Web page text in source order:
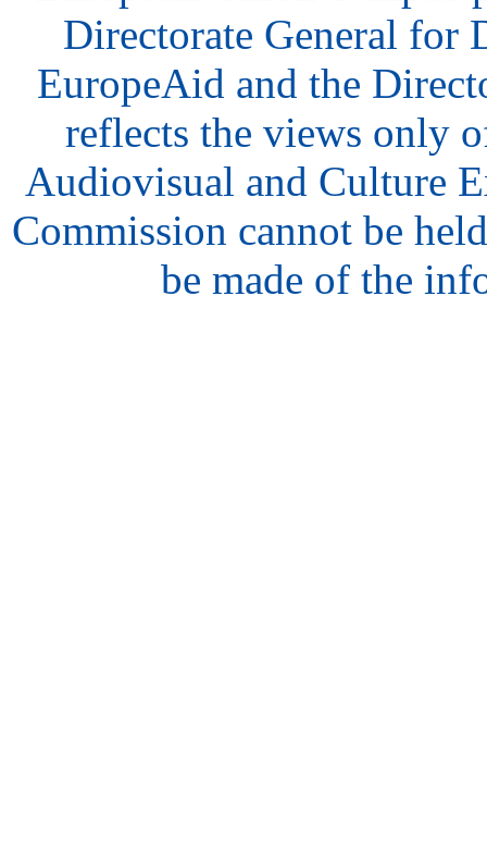
Directorate General for
EuropeAid and the
reflects the views only
Audiovisual and Culture
Commission cannot be
be made of the